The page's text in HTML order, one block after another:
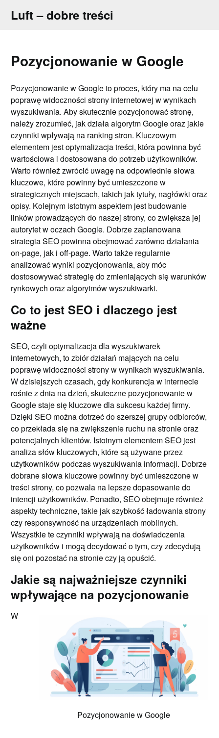
Luft – dobre treści
Pozycjonowanie w Google
Pozycjonowanie w Google to proces, który ma na celu
poprawę widoczności strony internetowej w wynikach
wyszukiwania. Aby skutecznie pozycjonować stronę,
należy zrozumieć, jak działa algorytm Google oraz jakie
czynniki wpływają na ranking stron. Kluczowym
elementem jest optymalizacja treści, która powinna być
wartościowa i dostosowana do potrzeb użytkowników.
Warto również zwrócić uwagę na odpowiednie słowa
kluczowe, które powinny być umieszczone w
strategicznych miejscach, takich jak tytuły, nagłówki oraz
opisy. Kolejnym istotnym aspektem jest budowanie
linków prowadzących do naszej strony, co zwiększa jej
autorytet w oczach Google. Dobrze zaplanowana
strategia SEO powinna obejmować zarówno działania
on-page, jak i off-page. Warto także regularnie
analizować wyniki pozycjonowania, aby móc
dostosowywać strategię do zmieniających się warunków
rynkowych oraz algorytmów wyszukiwarki.
Co to jest SEO i dlaczego jest
ważne
SEO, czyli optymalizacja dla wyszukiwarek
internetowych, to zbiór działań mających na celu
poprawę widoczności strony w wynikach wyszukiwania.
W dzisiejszych czasach, gdy konkurencja w internecie
rośnie z dnia na dzień, skuteczne pozycjonowanie w
Google staje się kluczowe dla sukcesu każdej firmy.
Dzięki SEO można dotrzeć do szerszej grupy odbiorców,
co przekłada się na zwiększenie ruchu na stronie oraz
potencjalnych klientów. Istotnym elementem SEO jest
analiza słów kluczowych, które są używane przez
użytkowników podczas wyszukiwania informacji. Dobrze
dobrane słowa kluczowe powinny być umieszczone w
treści strony, co pozwala na lepsze dopasowanie do
intencji użytkowników. Ponadto, SEO obejmuje również
aspekty techniczne, takie jak szybkość ładowania strony
czy responsywność na urządzeniach mobilnych.
Wszystkie te czynniki wpływają na doświadczenia
użytkowników i mogą decydować o tym, czy zdecydują
się oni pozostać na stronie czy ją opuścić.
Jakie są najważniejsze czynniki
wpływające na pozycjonowanie
Pozycjonowanie w Google
W